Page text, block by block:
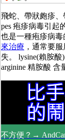
飛蛇、帶狀皰疹、
pes 疱疹病毒引起
也是一種疱疹病毒
來治療 ，通常要
失。 lysine(賴胺
arginine 精胺酸 含
不方便？→